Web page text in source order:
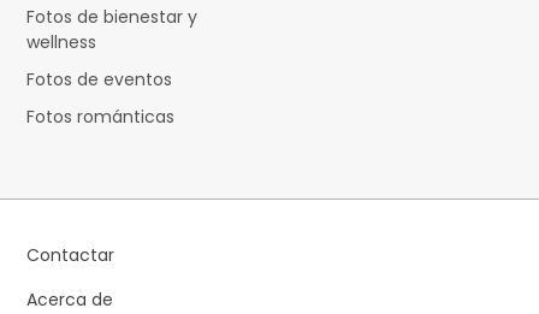
Fotos de bienestar y
wellness
Fotos de eventos
Fotos románticas
Contactar
Acerca de